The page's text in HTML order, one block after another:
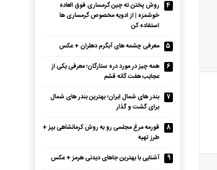
4
روش پختن ته چین گرمساری فوق العاده
خوشمزه | از ادویه مخصوص گرمساری ها
استفاده کن
5
معرفی چشمه های آبگرم دهلران + عکس
6
همه چیز در مورد دره ستارگان؛ معرفی یکی از
عجایب هفت گانه قشم
7
بندر های شمال ایران؛ بهترین بندر های شمال
برای گشت و گذار
8
قورمه مرغ مجلسی رو به روش کرمانشاهی بپز +
طرز تهیه
9
آشنایی با بهترین جاهای دیدنی هرمز + عکس